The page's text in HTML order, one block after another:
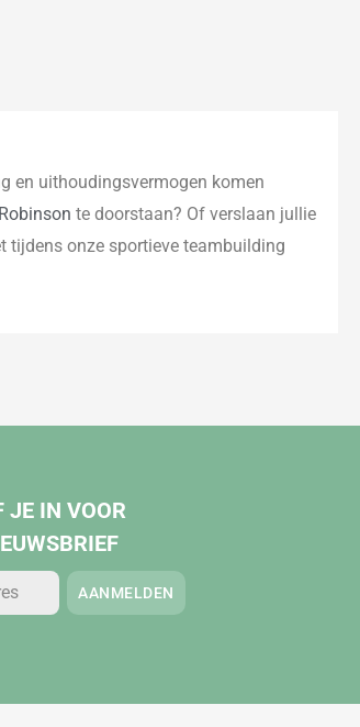
en uithoudingsvermogen komen
te doorstaan? Of verslaan jullie
tijdens onze sportieve teambuilding
JE IN VOOR
AANMELDEN